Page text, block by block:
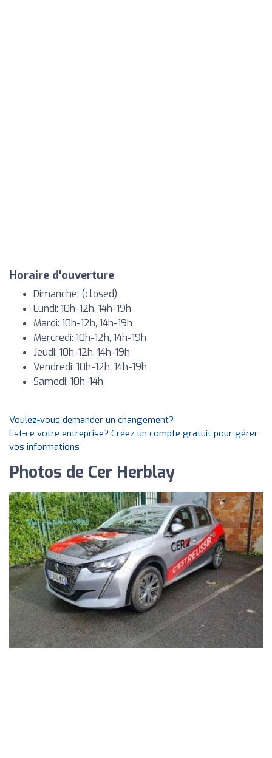
Horaire d'ouverture
Dimanche: (closed)
Lundi: 10h-12h, 14h-19h
Mardi: 10h-12h, 14h-19h
Mercredi: 10h-12h, 14h-19h
Jeudi: 10h-12h, 14h-19h
Vendredi: 10h-12h, 14h-19h
Samedi: 10h-14h
Voulez-vous demander un changement?
Est-ce votre entreprise? Créez un compte gratuit pour gérer
vos informations
Photos de Cer Herblay